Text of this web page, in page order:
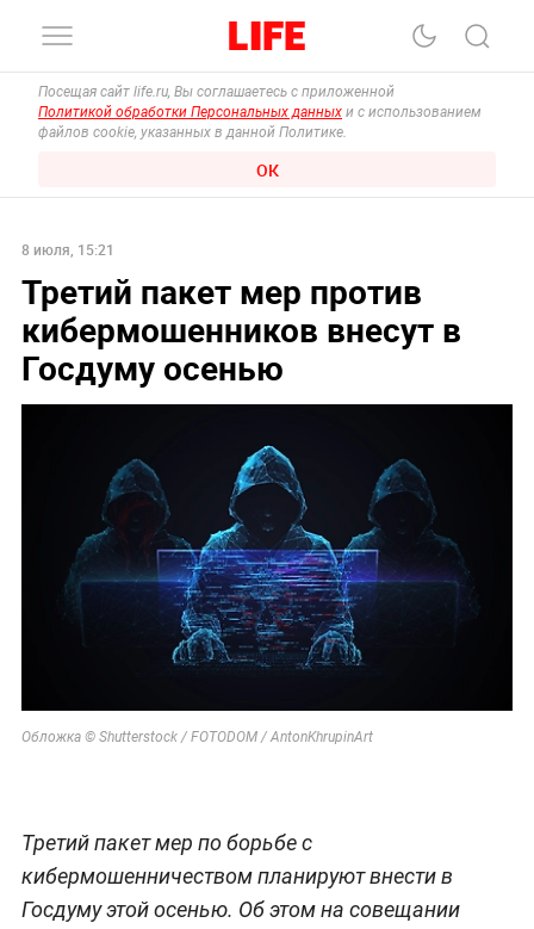
Посещая сайт life.ru, Вы соглашаетесь с приложенной
Политикой обработки Персональных данных и с использованием
файлов cookie, указанных в данной Политике.
ОК
8 июля, 15:21
Третий пакет мер против
кибермошенников внесут в
Госдуму осенью
Обложка © Shutterstock / FOTODOM / AntonKhrupinArt
Третий пакет мер по борьбе с
кибермошенничеством планируют внести в
Госдуму этой осенью. Об этом на совещании